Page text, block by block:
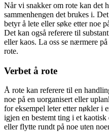
Når vi snakker om rote kan det
sammenhengen det brukes i.
betyr å lete eller søke etter noe
Det kan også referere til
eller kaos. La oss se nærmere
rote.
Verbet å rote
Å rote kan referere til en
noe på en uorganisert eller
for eksempel leter etter nøkler i
igjen en bestemt ting i et
eller flytte rundt på noe uten